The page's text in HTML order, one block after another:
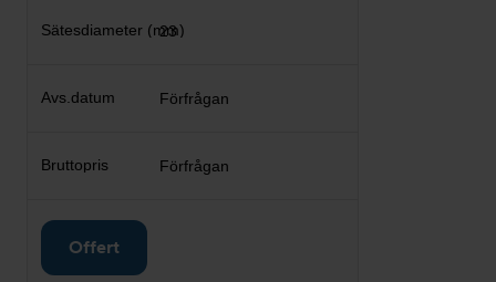
23
Förfrågan
Förfrågan
Offert